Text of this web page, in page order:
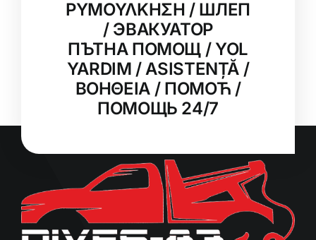
ΡΥΜΟΥΛΚΗΣΗ / ШЛЕП
/ ЭВАКУАТОР
ПЪТНА ПОМОЩ / YOL
YARDIM / ASISTENȚĂ /
ΒΟΗΘΕΙΑ / ПОМОЋ /
ПОМОЩЬ 24/7